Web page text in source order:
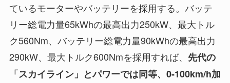
ているモーターやバッテリーを採用する。バッテ
リー総電力量65kWhの最高出力250kW、最大トル
ク560Nm、バッテリー総電力量90kWhの最高出力
290kW、最大トルク600Nmを採用すれば、 先代の
「スカイライン」とパワーでは同等、0-100km/h加